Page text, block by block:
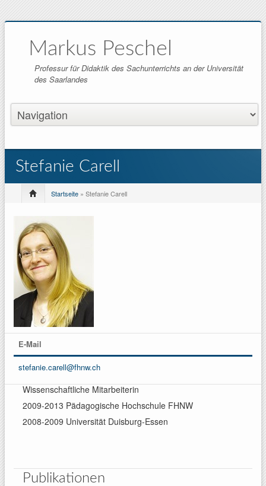
Markus Peschel
Professur für Didaktik des Sachunterrichts an der Universität
des Saarlandes
Stefanie Carell
Startseite » Stefanie Carell
E-Mail
stefanie.carell@fhnw.ch
Wissenschaftliche Mitarbeiterin
2009-2013 Pädagogische Hochschule FHNW
2008-2009 Universität Duisburg-Essen
Publikationen